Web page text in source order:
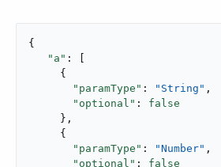
{
"a" : [
     {
"paramType" : "String" ,
"optional" : false
     },
     {
"paramType" : "Number" ,
"optional" : false